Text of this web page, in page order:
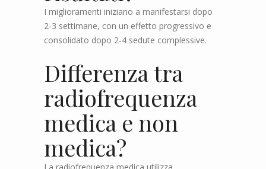
I miglioramenti iniziano a manifestarsi dopo
2-3 settimane, con un effetto progressivo e
consolidato dopo 2-4 sedute complessive.
Differenza tra
radiofrequenza
medica e non
medica?